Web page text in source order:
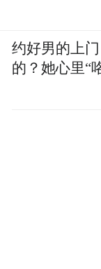
约好男的上
的？她心里“